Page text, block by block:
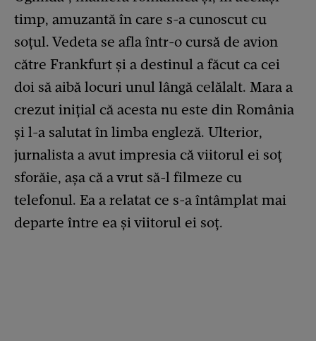
timp, amuzantă în care s-a cunoscut cu
soțul. Vedeta se afla într-o cursă de avion
către Frankfurt și a destinul a făcut ca cei
doi să aibă locuri unul lângă celălalt. Mara a
crezut inițial că acesta nu este din România
și l-a salutat în limba engleză. Ulterior,
jurnalista a avut impresia că viitorul ei soț
sforăie, așa că a vrut să-l filmeze cu
telefonul. Ea a relatat ce s-a întâmplat mai
departe între ea și viitorul ei soț.